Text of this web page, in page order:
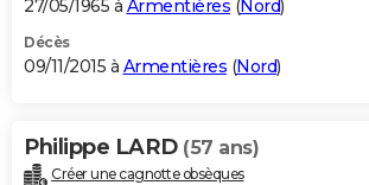
27/05/1965 à Armentières (Nord)
Décès
09/11/2015 à Armentières (Nord)
Philippe LARD (57 ans)
Créer une cagnotte obsèques